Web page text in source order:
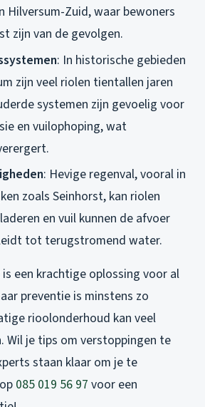
Hilversum-Zuid, waar bewoners
zijn van de gevolgen.
: In historische gebieden
zijn veel riolen tientallen jaren
systemen zijn gevoelig voor
en vuilophoping, wat
: Hevige regenval, vooral in
zoals Seinhorst, kan riolen
en vuil kunnen de afvoer
tot terugstromend water.
een krachtige oplossing voor al
preventie is minstens zo
rioolonderhoud kan veel
Wil je tips om verstoppingen te
staan klaar om je te
085 019 56 97 voor een